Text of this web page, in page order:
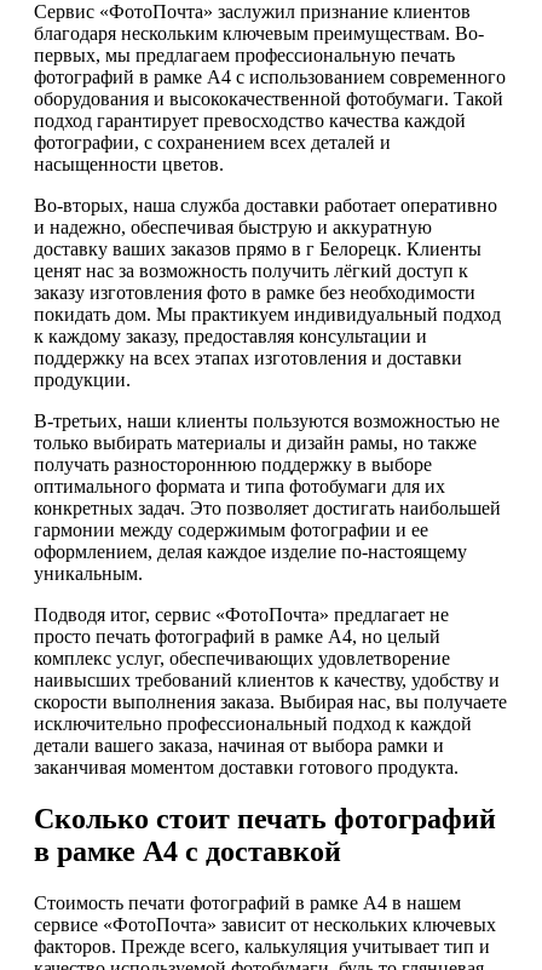
Сервис «ФотоПочта» заслужил признание клиентов
благодаря нескольким ключевым преимуществам. Во-
первых, мы предлагаем профессиональную печать
фотографий в рамке А4 с использованием современного
оборудования и высококачественной фотобумаги. Такой
подход гарантирует превосходство качества каждой
фотографии, с сохранением всех деталей и
насыщенности цветов.
Во-вторых, наша служба доставки работает оперативно
и надежно, обеспечивая быструю и аккуратную
доставку ваших заказов прямо в г Белорецк. Клиенты
ценят нас за возможность получить лёгкий доступ к
заказу изготовления фото в рамке без необходимости
покидать дом. Мы практикуем индивидуальный подход
к каждому заказу, предоставляя консультации и
поддержку на всех этапах изготовления и доставки
продукции.
В-третьих, наши клиенты пользуются возможностью не
только выбирать материалы и дизайн рамы, но также
получать разностороннюю поддержку в выборе
оптимального формата и типа фотобумаги для их
конкретных задач. Это позволяет достигать наибольшей
гармонии между содержимым фотографии и ее
оформлением, делая каждое изделие по-настоящему
уникальным.
Подводя итог, сервис «ФотоПочта» предлагает не
просто печать фотографий в рамке А4, но целый
комплекс услуг, обеспечивающих удовлетворение
наивысших требований клиентов к качеству, удобству и
скорости выполнения заказа. Выбирая нас, вы получаете
исключительно профессиональный подход к каждой
детали вашего заказа, начиная от выбора рамки и
заканчивая моментом доставки готового продукта.
Сколько стоит печать фотографий
в рамке А4 с доставкой
Стоимость печати фотографий в рамке А4 в нашем
сервисе «ФотоПочта» зависит от нескольких ключевых
факторов. Прежде всего, калькуляция учитывает тип и